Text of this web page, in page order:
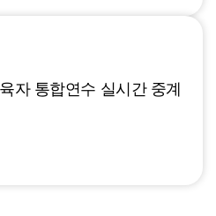
자 통합연수 실시간 중계